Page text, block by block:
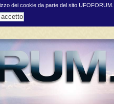
dei cookie da parte del sito UFOFORUM.